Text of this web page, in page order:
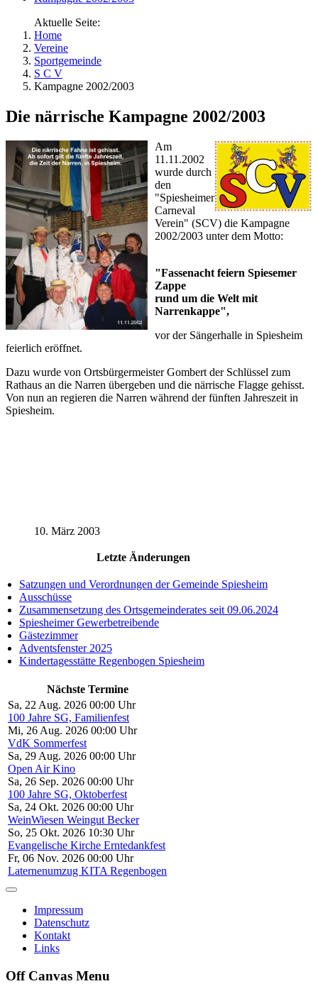
Aktuelle Seite:
Home
Vereine
Sportgemeinde
S C V
Kampagne 2002/2003
Die närrische Kampagne 2002/2003
Am
11.11.2002
wurde durch
den
"Spiesheimer
Carneval
Verein" (SCV) die Kampagne
2002/2003 unter dem Motto:
"Fassenacht feiern Spiesemer
Zappe
rund um die Welt mit
Narrenkappe",
vor der Sängerhalle in Spiesheim
feierlich eröffnet.
Dazu wurde von Ortsbürgermeister Gombert der Schlüssel zum
Rathaus an die Narren übergeben und die närrische Flagge gehisst.
Von nun an regieren die Narren während der fünften Jahreszeit in
Spiesheim.
10. März 2003
Letzte Änderungen
Satzungen und Verordnungen der Gemeinde Spiesheim
Ausschüsse
Zusammensetzung des Ortsgemeinderates seit 09.06.2024
Spiesheimer Gewerbetreibende
Gästezimmer
Adventsfenster 2025
Kindertagesstätte Regenbogen Spiesheim
Nächste Termine
Sa, 22 Aug. 2026 00:00 Uhr
100 Jahre SG, Familienfest
Mi, 26 Aug. 2026 00:00 Uhr
VdK Sommerfest
Sa, 29 Aug. 2026 00:00 Uhr
Open Air Kino
Sa, 26 Sep. 2026 00:00 Uhr
100 Jahre SG, Oktoberfest
Sa, 24 Okt. 2026 00:00 Uhr
WeinWiesen Weingut Becker
So, 25 Okt. 2026 10:30 Uhr
Evangelische Kirche Erntedankfest
Fr, 06 Nov. 2026 00:00 Uhr
Laternenumzug KITA Regenbogen
Impressum
Datenschutz
Kontakt
Links
Off Canvas Menu